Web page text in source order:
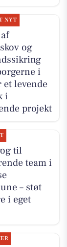
NYT
og
i
et levende
i
projekt
til
team i
– støt
i eget